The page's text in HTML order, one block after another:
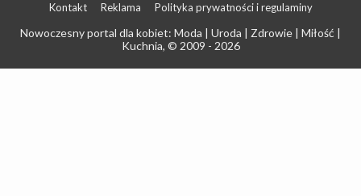
Kontakt Reklama Polityka prywatności i regulaminy
Nowoczesny portal dla kobiet: Moda | Uroda | Zdrowie | Miłość |
Kuchnia, © 2009 - 2026